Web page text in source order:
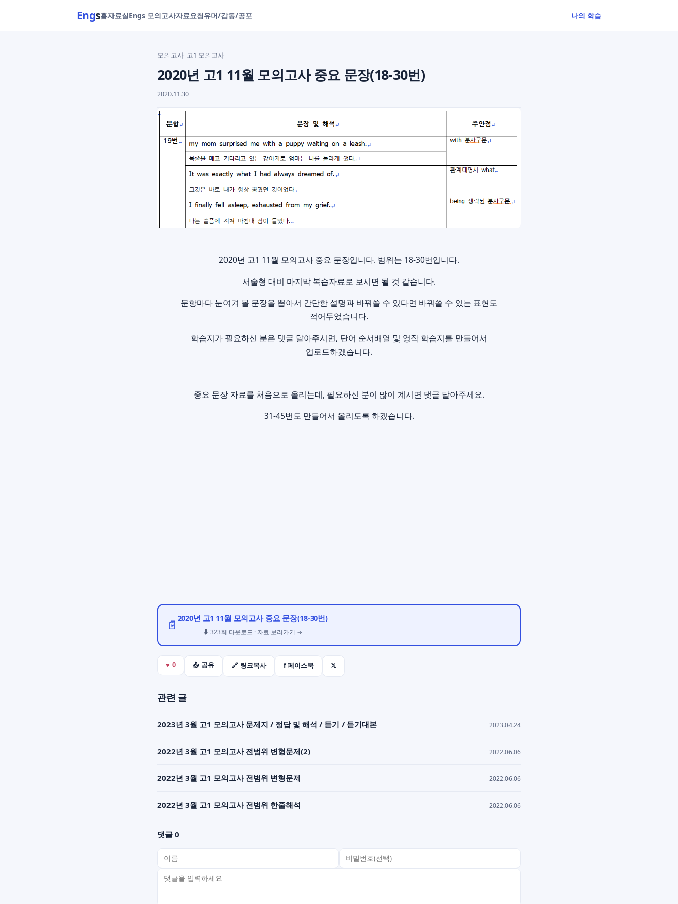
Engs홈자료실Engs 모의고사자료요청유머/감동/공포 나의 학습
모의고사 고1 모의고사
2020년 고1 11월 모의고사 중요 문장(18-30번)
2020.11.30
2020년 고1 11월 모의고사 중요 문장입니다. 범위는 18-30번입니다.
서술형 대비 마지막 복습자료로 보시면 될 것 같습니다.
문항마다 눈여겨 볼 문장을 뽑아서 간단한 설명과 바꿔쓸 수 있다면 바꿔쓸 수 있는 표현도
적어두었습니다.
학습지가 필요하신 분은 댓글 달아주시면, 단어 순서배열 및 영작 학습지를 만들어서
업로드하겠습니다.
중요 문장 자료를 처음으로 올리는데, 필요하신 분이 많이 계시면 댓글 달아주세요.
31-45번도 만들어서 올리도록 하겠습니다.
📄 2020년 고1 11월 모의고사 중요 문장(18-30번)
⬇ 323회 다운로드 · 자료 보러가기 →
♥ 0 📤 공유 🔗 링크복사 f 페이스북 𝕏
관련 글
2023년 3월 고1 모의고사 문제지 / 정답 및 해석 / 듣기 / 듣기대본 2023.04.24
2022년 3월 고1 모의고사 전범위 변형문제(2) 2022.06.06
2022년 3월 고1 모의고사 전범위 변형문제 2022.06.06
2022년 3월 고1 모의고사 전범위 한줄해석 2022.06.06
댓글 0
이름
비밀번호(선택)
댓글 내용